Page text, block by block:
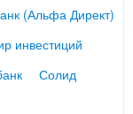
(Альфа Директ)
инвестиций
Солид